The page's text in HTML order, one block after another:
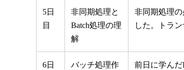
5日
目
非同期処理と
Batch処理の理
解
非同期処理
した。トラ
6日
バッチ処理作
前日に学ん